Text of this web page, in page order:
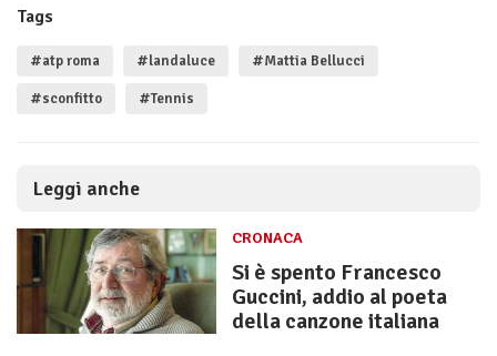
Tags
#atp roma #landaluce #Mattia Bellucci
#sconfitto #Tennis
Leggi anche
CRONACA
Si è spento Francesco
Guccini, addio al poeta
della canzone italiana